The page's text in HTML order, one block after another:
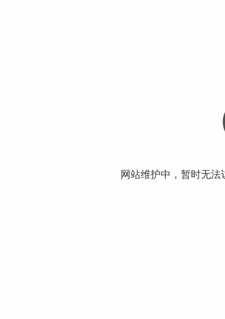
网站维护中，暂时无